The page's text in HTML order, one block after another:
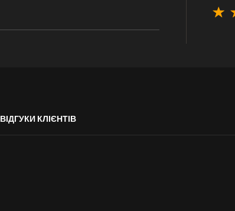
ВІДГУКИ КЛІЄНТІВ